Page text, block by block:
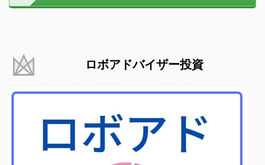
ロボアドバイザー投資